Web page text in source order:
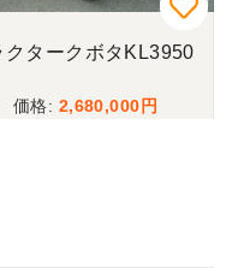
クタークボタKL3950
2,680,000